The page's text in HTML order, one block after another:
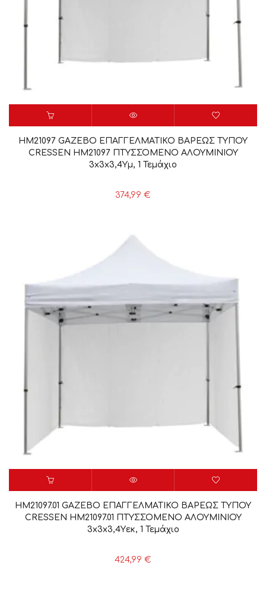
HM21097 GAZEBO ΕΠΑΓΓΕΛΜΑΤΙΚΟ ΒΑΡΕΩΣ ΤΥΠΟΥ
CRESSEN HM21097 ΠΤΥΣΣΟΜΕΝΟ ΑΛΟΥΜΙΝΙΟΥ
3x3x3,4Yμ, 1 Τεμάχιο
374,99 €
HM21097.01 GAZEBO ΕΠΑΓΓΕΛΜΑΤΙΚΟ ΒΑΡΕΩΣ ΤΥΠΟΥ
CRESSEN HM21097.01 ΠΤΥΣΣΟΜΕΝΟ ΑΛΟΥΜΙΝΙΟΥ
3x3x3,4Yεκ, 1 Τεμάχιο
424,99 €